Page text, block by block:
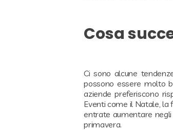
Cosa
Ci sono alcune
possono essere molto
aziende preferiscono
Eventi come il Natale, la
entrate aumentare negli
primavera.